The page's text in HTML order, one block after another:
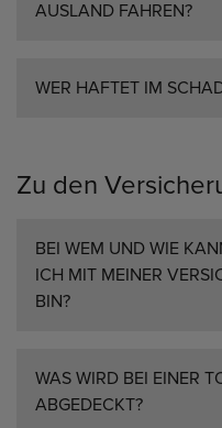
AUSLAND FAHREN?
WER HAFTET IM
Zu den
BEI WEM UND WIE
ICH MIT MEINER
BIN?
WAS WIRD BEI EINER
ABGEDECKT?